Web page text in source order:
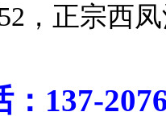
，正宗西
137-